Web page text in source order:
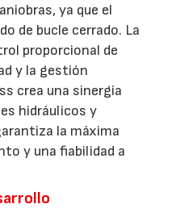
ya que el
de bucle cerrado. La
proporcional de
y la gestión
crea una sinergia
hidráulicos y
la máxima
y una fiabilidad a